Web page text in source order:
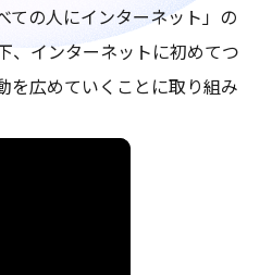
ての人にインターネット」の
、インターネットに初めてつ
を広めていくことに取り組み